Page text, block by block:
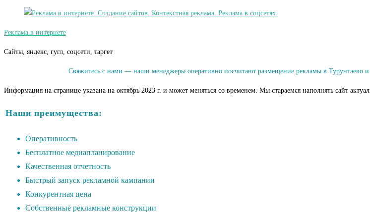
Реклама в интернете
Сайты, яндекс, гугл, соцсети, таргет
Свяжитесь с нами — наши менеджеры оперативно посчитают размещение рекламы в
Информация на странице указана на октябрь 2023 г. и может меняться со временем. Мы стараемся наполнять сайт
Наши преимущества:
Оперативность
Бесплатное медиапланирование
Качественная отчетность
Быстрый запуск рекламной кампании
Конкурентная цена
Собственные рекламные конструкции